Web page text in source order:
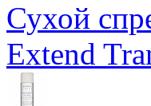
Сухой
Extend